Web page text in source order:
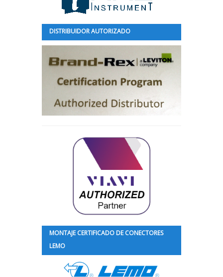
DISTRIBUIDOR AUTORIZADO
MONTAJE CERTIFICADO DE CONECTORES
LEMO